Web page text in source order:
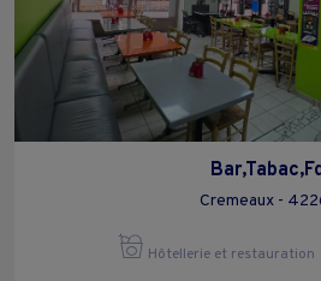
Cremeaux -
Hôtellerie et restauration